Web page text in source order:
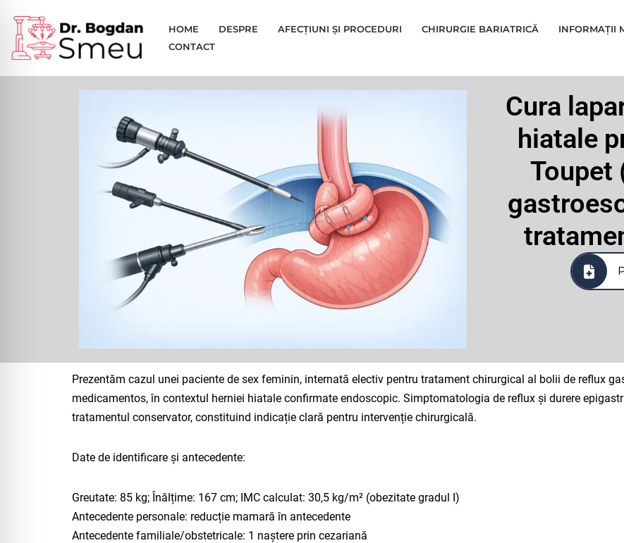
Sari
la
conținut
HOME DESPRE AFECȚIUNI ȘI PROCEDURI CHIRURGIE BARIATRICĂ INFORMAȚII
CONTACT
Cura
hiatale
Toupet
Prezentăm cazul unei paciente de sex feminin, internată electiv pentru tratament chirurgical al bolii de reflux
medicamentos, în contextul herniei hiatale confirmate endoscopic. Simptomatologia de reflux și durere
tratamentul conservator, constituind indicație clară pentru intervenție chirurgicală.
Date de identificare și antecedente:
Greutate: 85 kg; Înălțime: 167 cm; IMC calculat: 30,5 kg/m² (obezitate gradul I)
Antecedente personale: reducție mamară în antecedente
Antecedente familiale/obstetricale: 1 naștere prin cezariană